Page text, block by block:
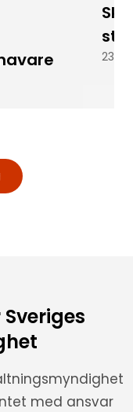
23
med ansvar